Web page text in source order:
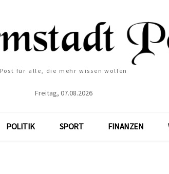
Post für alle, die mehr wissen wollen
Freitag, 07.08.2026
POLITIK SPORT FINANZEN